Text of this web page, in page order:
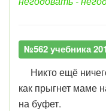
№562 учебника
Никто ещё
как прыгнет маме
на буфет.